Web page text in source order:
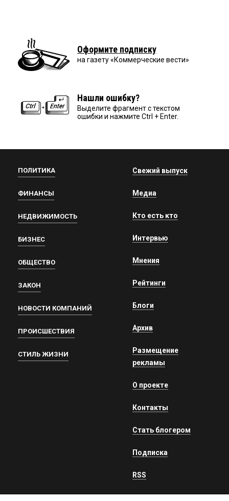
Оформите подписку
на газету «Коммерческие вести»
Нашли ошибку?
Выделите фрагмент с текстом
ошибки и нажмите Ctrl + Enter.
ПОЛИТИКА
ФИНАНСЫ
НЕДВИЖИМОСТЬ
БИЗНЕС
ОБЩЕСТВО
ЗАКОН
НОВОСТИ КОМПАНИЙ
ПРОИСШЕСТВИЯ
СТИЛЬ ЖИЗНИ
Свежий выпуск
Медиа
Кто есть кто
Интервью
Мнения
Рейтинги
Блоги
Архив
Размещение
рекламы
О проекте
Контакты
Стать блогером
Подписка
RSS